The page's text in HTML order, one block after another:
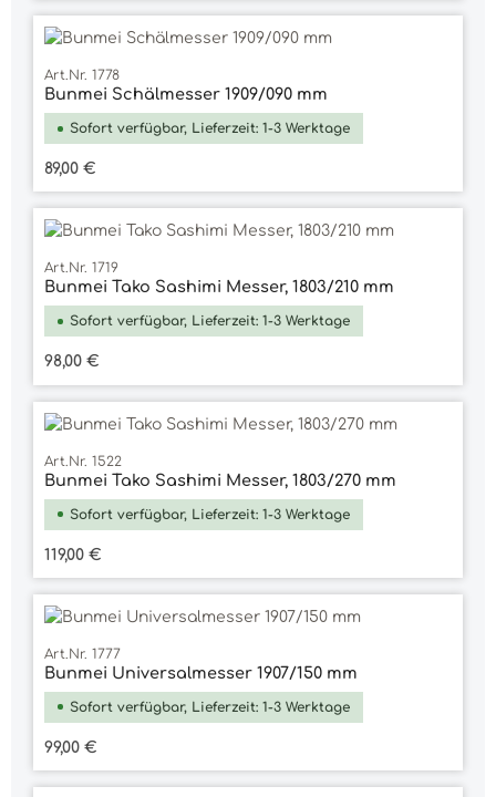
Art.Nr. 1778
Bunmei Schälmesser 1909/090 mm
Sofort verfügbar, Lieferzeit: 1-3 Werktage
Regulärer Preis:
89,00 €
Art.Nr. 1719
Bunmei Tako Sashimi Messer, 1803/210 mm
Sofort verfügbar, Lieferzeit: 1-3 Werktage
Regulärer Preis:
98,00 €
Art.Nr. 1522
Bunmei Tako Sashimi Messer, 1803/270 mm
Sofort verfügbar, Lieferzeit: 1-3 Werktage
Regulärer Preis:
119,00 €
Art.Nr. 1777
Bunmei Universalmesser 1907/150 mm
Sofort verfügbar, Lieferzeit: 1-3 Werktage
Regulärer Preis:
99,00 €